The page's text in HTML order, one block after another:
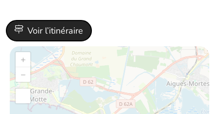
Voir l’itinéraire
+
−